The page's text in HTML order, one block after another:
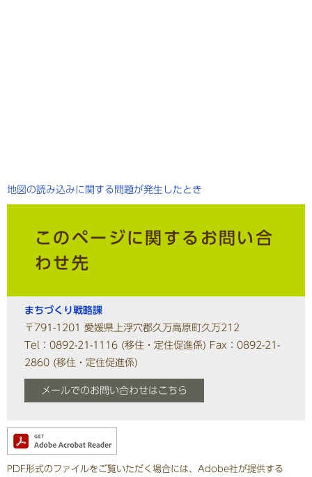
地図の読み込みに関する問題が発生したとき
このページに関するお問い合
わせ先
まちづくり戦略課
〒791-1201
愛媛県上浮穴郡久万高原町久万212
Tel：0892-21-1116 (移住・定住促進係) Fax：0892-21-
2860 (移住・定住促進係)
メールでのお問い合わせはこちら
PDF形式のファイルをご覧いただく場合には、Adobe社が提供する